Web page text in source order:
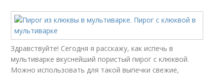
Здравствуйте! Сегодня я расскажу, как испечь в
мультиварке вкуснейший пористый пирог с клюквой.
Можно использовать для такой выпечки свежие,